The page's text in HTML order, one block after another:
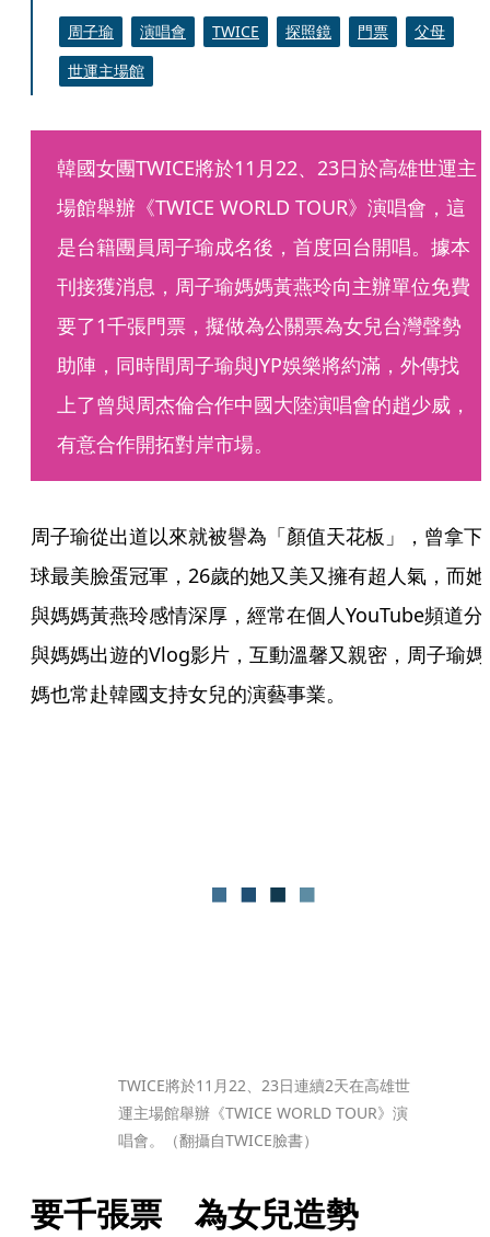
周子瑜 演唱會 TWICE 探照鏡 門票
父母
世運主場館
韓國女團TWICE將於11月22、23日於高雄世運主
場館舉辦《TWICE WORLD TOUR》演唱會，這
是台籍團員周子瑜成名後，首度回台開唱。據本
刊接獲消息，周子瑜媽媽黃燕玲向主辦單位免費
要了1千張門票，擬做為公關票為女兒台灣聲勢
助陣，同時間周子瑜與JYP娛樂將約滿，外傳找
上了曾與周杰倫合作中國大陸演唱會的趙少威，
有意合作開拓對岸市場。
周子瑜從出道以來就被譽為「顏值天花板」，曾拿下
球最美臉蛋冠軍，26歲的她又美又擁有超人氣，而她
與媽媽黃燕玲感情深厚，經常在個人YouTube頻道分
與媽媽出遊的Vlog影片，互動溫馨又親密，周子瑜媽
媽也常赴韓國支持女兒的演藝事業。
TWICE將於11月22、23日連續2天在高雄世
運主場館舉辦《TWICE WORLD TOUR》演
唱會。（翻攝自TWICE臉書）
要千張票　為女兒造勢